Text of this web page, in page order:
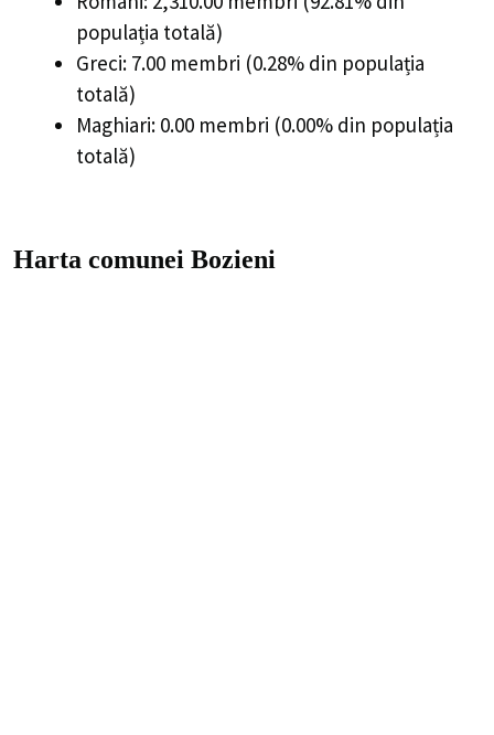
populația totală)
Greci: 7.00 membri (0.28% din populația
totală)
Maghiari: 0.00 membri (0.00% din populația
totală)
Harta comunei Bozieni